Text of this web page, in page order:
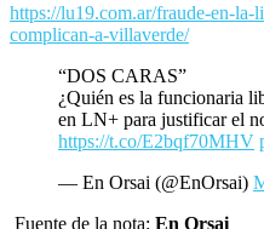
https://lu19.com.ar/fraude-en-la-
complican-a-villaverde/
“DOS CARAS”
¿Quién es la funcionaria
en LN+ para justificar el
https://t.co/E2bqf70MHV
— En Orsai (@EnOrsai)
Fuente de la nota: En Orsai